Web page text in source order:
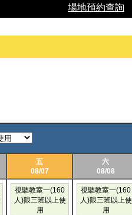
場地預約查詢
五
08/07
六
08/08
視聽教室一(160
人)限三班以上使
用
視聽教室一(160
人)限三班以上使
用